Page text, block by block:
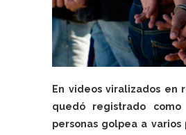
En videos viralizados en
quedó registrado
personas golpea a varios